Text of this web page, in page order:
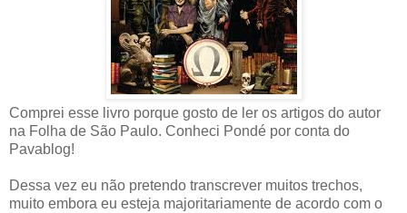
Comprei esse livro porque gosto de ler os artigos do autor
na Folha de São Paulo. Conheci Pondé por conta do
Pavablog!
Dessa vez eu não pretendo transcrever muitos trechos,
muito embora eu esteja majoritariamente de acordo com o